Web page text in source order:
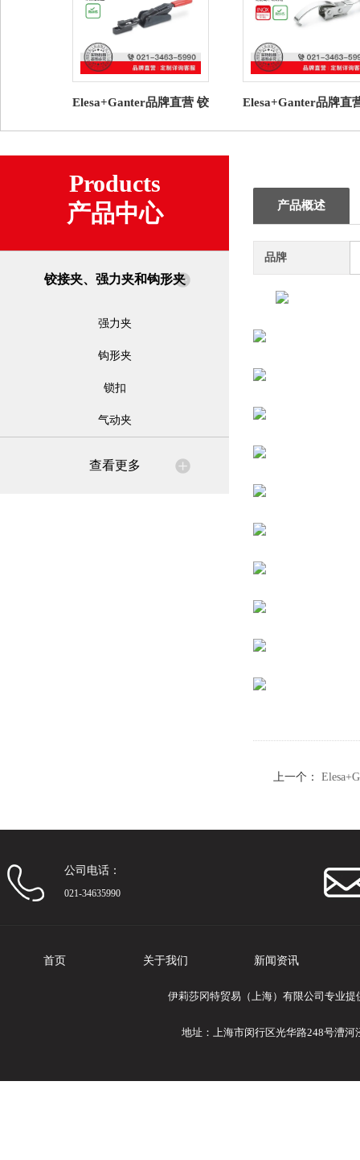
Elesa+Ganter品牌直营 铰
GN 858 锁扣夹具
Elesa+Ganter品牌直
TLI. 钩形夹 钢制
Products
产品中心
铰接夹、强力夹和钩形夹
强力夹
钩形夹
锁扣
气动夹
查看更多
产品概述
品牌
上一个：
公司电话：
021-34635990
首页 关于我们 新闻资讯
伊莉莎冈特贸易（上海）有限公司专业提
地址：上海市闵行区光华路248号漕